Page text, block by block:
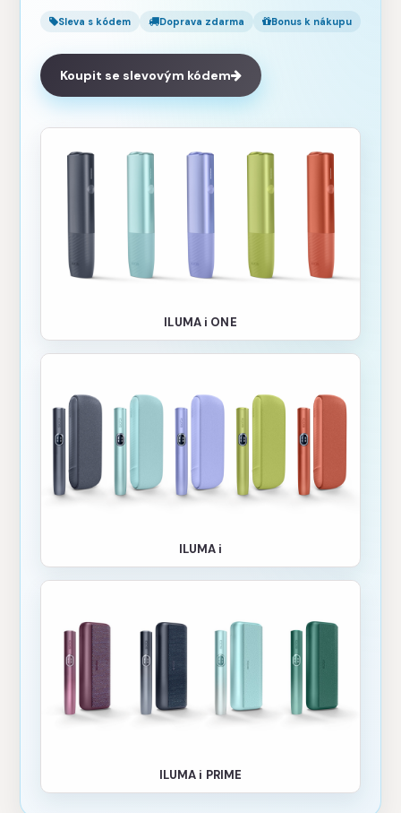
Sleva s kódem Doprava zdarma Bonus k nákupu
Koupit se slevovým kódem
ILUMA i ONE
ILUMA i
ILUMA i PRIME